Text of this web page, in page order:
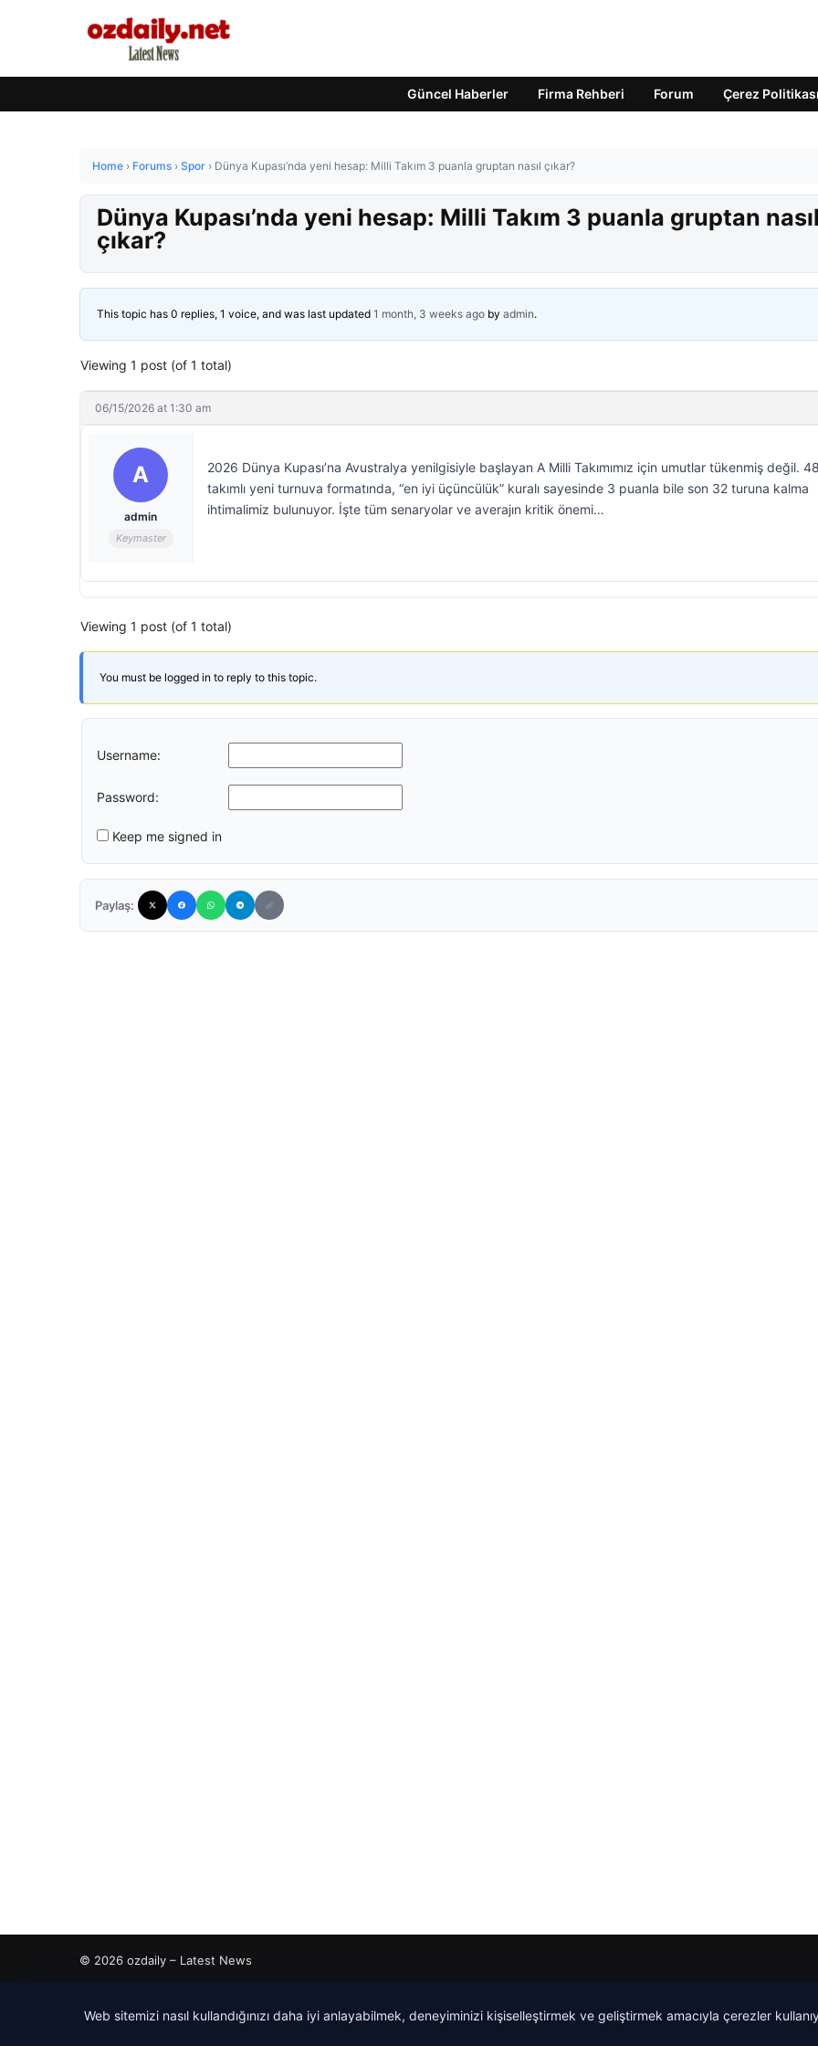
Güncel Haberler Firma Rehberi Forum Çerez Politikası
Home › Forums › Spor › Dünya Kupası’nda yeni hesap: Milli Takım 3 puanla gruptan nasıl çıkar?
Dünya Kupası’nda yeni hesap: Milli Takım 3 puanla gruptan nasıl
çıkar?
This topic has 0 replies, 1 voice, and was last updated 1 month, 3 weeks ago by admin.
Viewing 1 post (of 1 total)
06/15/2026 at 1:30 am
A
admin
Keymaster
2026 Dünya Kupası’na Avustralya yenilgisiyle başlayan A Milli Takımımız için umutlar tükenmiş değil. 48
takımlı yeni turnuva formatında, “en iyi üçüncülük” kuralı sayesinde 3 puanla bile son 32 turuna kalma
ihtimalimiz bulunuyor. İşte tüm senaryolar ve averajın kritik önemi…
Viewing 1 post (of 1 total)
You must be logged in to reply to this topic.
Username:
Password:
Keep me signed in
Paylaş:
© 2026 ozdaily – Latest News
Web sitemizi nasıl kullandığınızı daha iyi anlayabilmek, deneyiminizi kişiselleştirmek ve geliştirmek amacıyla çerezler